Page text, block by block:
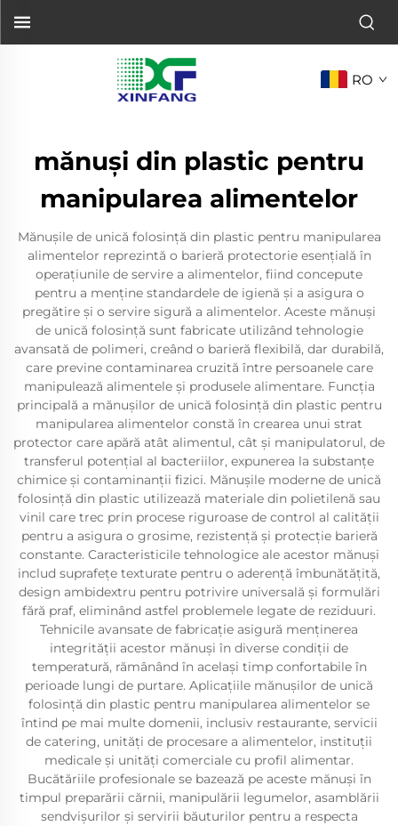
RO
mănuși din plastic pentru
manipularea alimentelor
Mănușile de unică folosință din plastic pentru manipularea
alimentelor reprezintă o barieră protectorie esențială în
operațiunile de servire a alimentelor, fiind concepute
pentru a menține standardele de igienă și a asigura o
pregătire și o servire sigură a alimentelor. Aceste mănuși
de unică folosință sunt fabricate utilizând tehnologie
avansată de polimeri, creând o barieră flexibilă, dar durabilă,
care previne contaminarea cruzită între persoanele care
manipulează alimentele și produsele alimentare. Funcția
principală a mănușilor de unică folosință din plastic pentru
manipularea alimentelor constă în crearea unui strat
protector care apără atât alimentul, cât și manipulatorul, de
transferul potențial al bacteriilor, expunerea la substanțe
chimice și contaminanții fizici. Mănușile moderne de unică
folosință din plastic utilizează materiale din polietilenă sau
vinil care trec prin procese riguroase de control al calității
pentru a asigura o grosime, rezistență și protecție barieră
constante. Caracteristicile tehnologice ale acestor mănuși
includ suprafețe texturate pentru o aderență îmbunătățită,
design ambidextru pentru potrivire universală și formulări
fără praf, eliminând astfel problemele legate de reziduuri.
Tehnicile avansate de fabricație asigură menținerea
integrității acestor mănuși în diverse condiții de
temperatură, rămânând în același timp confortabile în
perioade lungi de purtare. Aplicațiile mănușilor de unică
folosință din plastic pentru manipularea alimentelor se
întind pe mai multe domenii, inclusiv restaurante, servicii
de catering, unități de procesare a alimentelor, instituții
medicale și unități comerciale cu profil alimentar.
Bucătăriile profesionale se bazează pe aceste mănuși în
timpul preparării cărnii, manipulării legumelor, asamblării
sendvișurilor și servirii băuturilor pentru a respecta